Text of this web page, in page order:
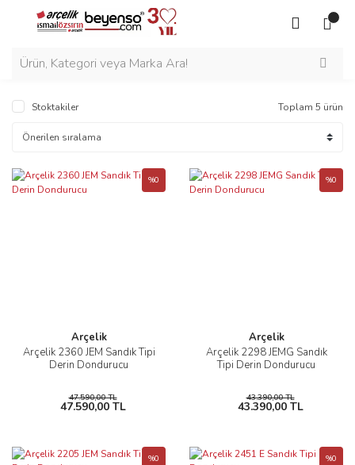
Stoktakiler Toplam 5 ürün
Arçelik
Arçelik 2360 JEM Sandık Tipi
Derin Dondurucu
%0
47.590,00 TL
47.590,00 TL
Arçelik
Arçelik 2298 JEMG Sandık
Tipi Derin Dondurucu
%0
43.390,00 TL
43.390,00 TL
%0 %0